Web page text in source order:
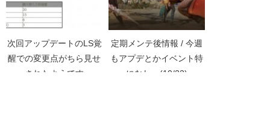
次回アップデートのLS覚
醒での変更点がちら見せ
されたようです
定期メンテ後情報 / 今週
もアプデとかイベント特
になしー(10/23)